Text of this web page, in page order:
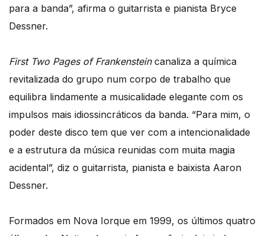
para a banda”, afirma o guitarrista e pianista Bryce
Dessner.
First Two Pages of Frankensteincanaliza a química
revitalizada do grupo num corpo de trabalho que
equilibra lindamente a musicalidade elegante com os
impulsos mais idiossincráticos da banda. “Para mim, o
poder deste disco tem que ver com a intencionalidade
e a estrutura da música reunidas com muita magia
acidental”, diz o guitarrista, pianista e baixista Aaron
Dessner.
Formados em Nova Iorque em 1999, os últimos quatro